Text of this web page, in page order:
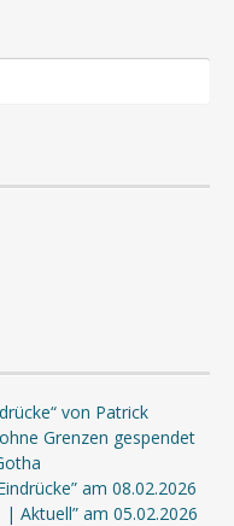
von Patrick
Grenzen gespendet
am 08.02.2026
| Aktuell” am 05.02.2026